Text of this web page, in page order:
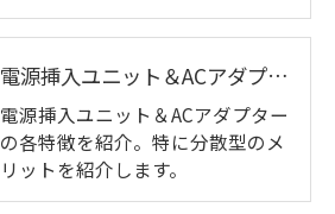
電源挿入ユニット＆ACアダプター
電源挿入ユニット＆ACアダプター
の各特徴を紹介。特に分散型のメ
リットを紹介します。